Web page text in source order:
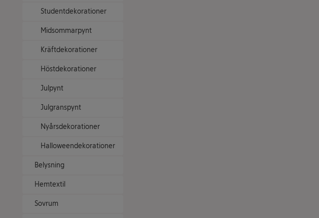
Studentdekorationer
Midsommarpynt
Kräftdekorationer
Höstdekorationer
Julpynt
Julgranspynt
Nyårsdekorationer
Halloweendekorationer
Belysning
Hemtextil
Sovrum